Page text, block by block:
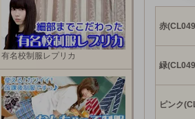
赤
緑
ピンク
有名校制服レプリカ